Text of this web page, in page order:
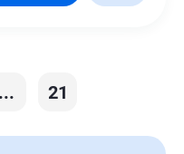
... 21